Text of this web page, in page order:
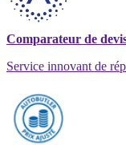
Comparateur de
Service innovant de